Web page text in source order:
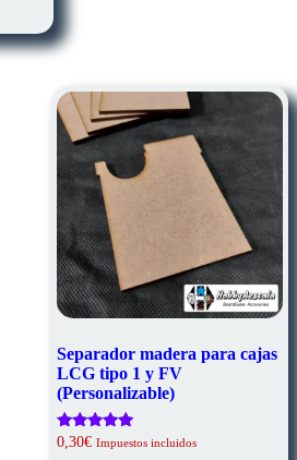
Separador madera para cajas
LCG tipo 1 y FV
(Personalizable)
Valorado
0,30€ Impuestos incluidos